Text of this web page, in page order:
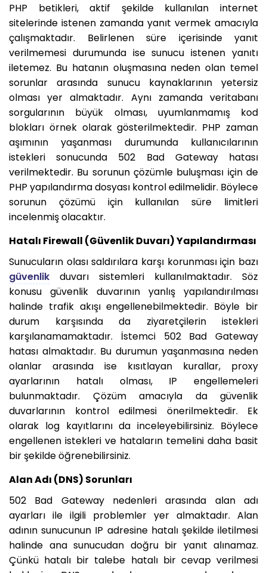
PHP betikleri, aktif şekilde kullanılan internet
sitelerinde istenen zamanda yanıt vermek amacıyla
çalışmaktadır. Belirlenen süre içerisinde yanıt
verilmemesi durumunda ise sunucu istenen yanıtı
iletemez. Bu hatanın oluşmasına neden olan temel
sorunlar arasında sunucu kaynaklarının yetersiz
olması yer almaktadır. Aynı zamanda veritabanı
sorgularının büyük olması, uyumlanmamış kod
blokları örnek olarak gösterilmektedir. PHP zaman
aşımının yaşanması durumunda kullanıcılarının
istekleri sonucunda 502 Bad Gateway hatası
verilmektedir. Bu sorunun çözümle buluşması için de
PHP yapılandırma dosyası kontrol edilmelidir. Böylece
sorunun çözümü için kullanılan süre limitleri
incelenmiş olacaktır.
Hatalı Firewall (Güvenlik Duvarı) Yapılandırması
Sunucuların olası saldırılara karşı korunması için bazı
güvenlik duvarı sistemleri kullanılmaktadır. Söz
konusu güvenlik duvarının yanlış yapılandırılması
halinde trafik akışı engellenebilmektedir. Böyle bir
durum karşısında da ziyaretçilerin istekleri
karşılanamamaktadır. İstemci 502 Bad Gateway
hatası almaktadır. Bu durumun yaşanmasına neden
olanlar arasında ise kısıtlayan kurallar, proxy
ayarlarının hatalı olması, IP engellemeleri
bulunmaktadır. Çözüm amacıyla da güvenlik
duvarlarının kontrol edilmesi önerilmektedir. Ek
olarak log kayıtlarını da inceleyebilirsiniz. Böylece
engellenen istekleri ve hataların temelini daha basit
bir şekilde öğrenebilirsiniz.
Alan Adı (DNS) Sorunları
502 Bad Gateway nedenleri arasında alan adı
ayarları ile ilgili problemler yer almaktadır. Alan
adının sunucunun IP adresine hatalı şekilde iletilmesi
halinde ana sunucudan doğru bir yanıt alınamaz.
Çünkü hatalı bir talebe hatalı bir cevap verilmesi